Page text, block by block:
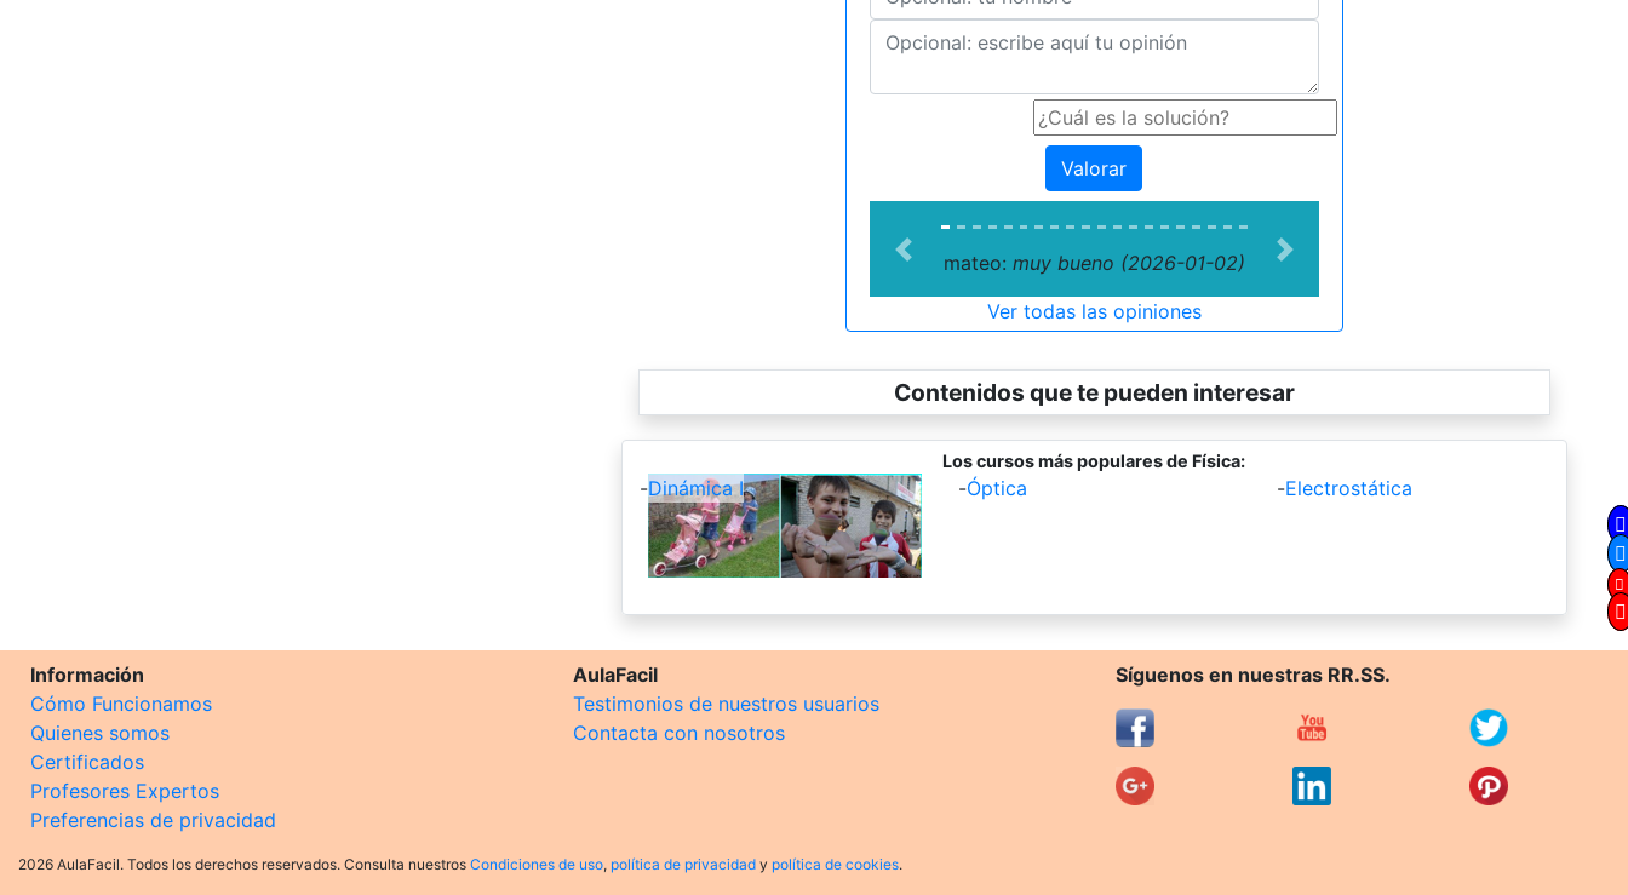
Valorar
mateo: muy bueno (2026-01-02)
Previous Next
Ver todas las opiniones
Contenidos que te pueden interesar
Los cursos más populares de Física:
-Dinámica I -Óptica -Electrostática
Información
Cómo Funcionamos
Quienes somos
Certificados
Profesores Expertos
Preferencias de privacidad
AulaFacil
Testimonios de nuestros usuarios
Contacta con nosotros
Síguenos en nuestras RR.SS.
2026 AulaFacil. Todos los derechos reservados. Consulta nuestros Condiciones de uso, política de privacidad y política de cookies.